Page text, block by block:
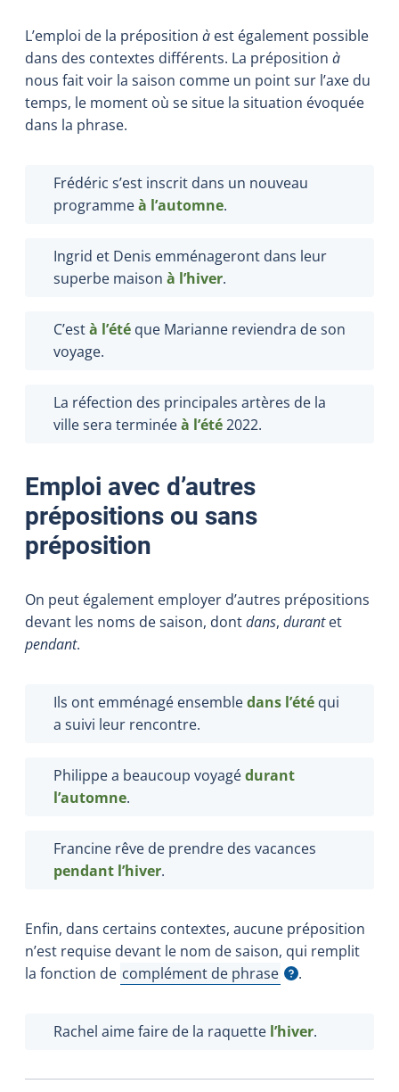
L’emploi de la préposition à est également possible
dans des contextes différents. La préposition à
nous fait voir la saison comme un point sur l’axe du
temps, le moment où se situe la situation évoquée
dans la phrase.
Frédéric s’est inscrit dans un nouveau
programmeà l’automne.
Ingrid et Denis emménageront dans leur
superbe maison à l’hiver.
C’està l’été que Marianne reviendra de son
voyage.
La réfection des principales artères de la
ville sera terminéeà l’été2022.
Emploi avec d’autres
prépositions ou sans
préposition
On peut également employer d’autres prépositions
devant les noms de saison, dontdans, durantet
pendant.
Ils ont emménagé ensembledans l’été qui
a suivi leur rencontre.
Philippe a beaucoup voyagédurant
l’automne.
Francine rêve de prendre des vacances
pendant l’hiver.
Enfin, dans certains contextes, aucune préposition
n’est requise devant le nom de saison, qui remplit
la fonction de complément de phrase
Afficher l'infobulle .
Rachel aime faire de la raquette l’hiver.